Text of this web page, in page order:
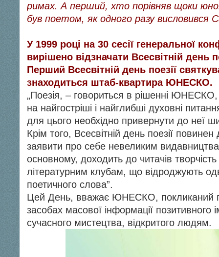
римах. А перший, хто порівняв щоки
був поетом, як одного разу висловився
У 1999 році на 30 сесії генеральної
вирішено відзначати Всесвітній день
Перший Всесвітній день поезії
знаходиться штаб-квартира ЮНЕСКО.
„Поезія, – говориться в рішенні
на найгостріші і найглибші духовні
для цього необхідно привернути до неї
Крім того, Всесвітній день поезії
заявити про себе невеликим
основному, доходить до читачів творчість
літературним клубам, що відроджують
поетичного слова”.
Цей День, вважає ЮНЕСКО, покликаний
засобах масової інформації позитивного
сучасного мистецтва, відкритого людям.